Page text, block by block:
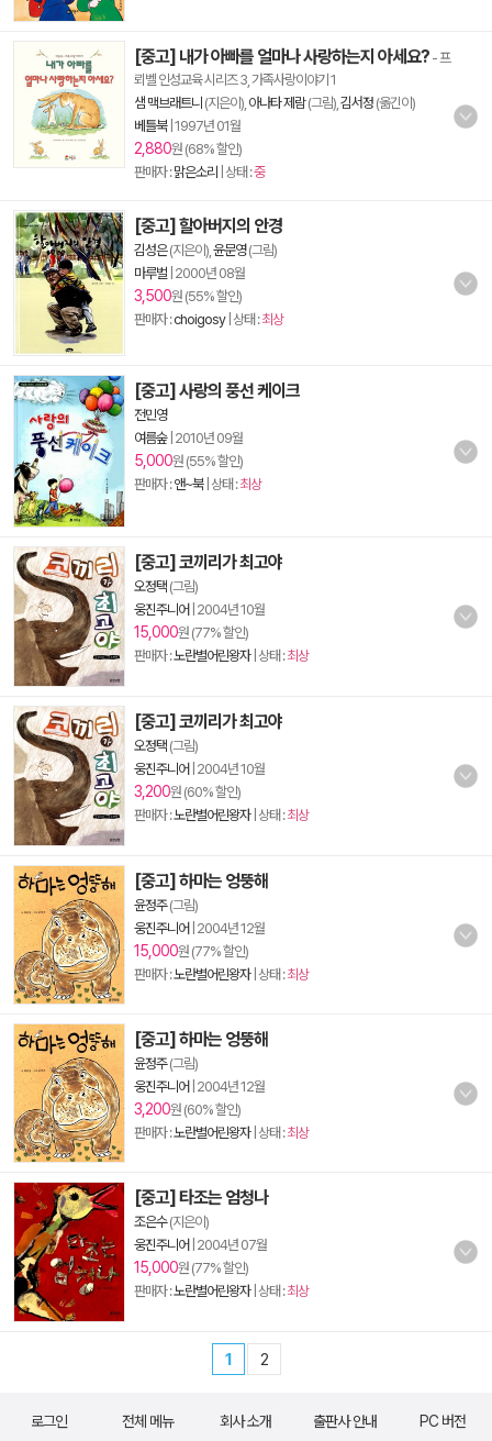
[중고] 내가 아빠를 얼마나 사랑하는지 아세요? - 프
뢰벨 인성교육 시리즈 3, 가족사랑이야기 1
샘 맥브래트니 (지은이), 아나타 제람(그림), 김서정 (옮긴이)
베틀북| 1997년 01월
2,880원 (68% 할인)
판매자 :맑은소리 | 상태 :중
[중고] 할아버지의 안경
김성은(지은이), 윤문영(그림)
마루벌 2000년 08월
3,500원 (55% 할인)
판매자 :choigosy| 상태 :최상
[중고] 사랑의 풍선 케이크
전민영
여름숲| 2010년 09월
5,000원 (55% 할인)
판매자 :앤~북| 상태 :최상
[중고] 코끼리가 최고야
오정택 (그림)
웅진주니어 2004년 10월
15,000원 (77% 할인)
판매자 :노란별어린왕자| 상태 :최상
[중고] 코끼리가 최고야
오정택 (그림)
웅진주니어 2004년 10월
3,200원 (60% 할인)
판매자 :노란별어린왕자| 상태 :최상
[중고] 하마는 엉뚱해
윤정주(그림)
웅진주니어 2004년 12월
15,000원 (77% 할인)
판매자 :노란별어린왕자| 상태 :최상
[중고] 하마는 엉뚱해
윤정주(그림)
웅진주니어 2004년 12월
3,200원 (60% 할인)
판매자 :노란별어린왕자| 상태 :최상
[중고] 타조는 엄청나
조은수(지은이)
웅진주니어 2004년 07월
15,000원 (77% 할인)
판매자 :노란별어린왕자| 상태 :최상
1 2
로그인 전체 메뉴 회사 소개 출판사 안내 PC 버전